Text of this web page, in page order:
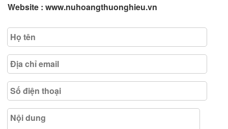
Website : www.nuhoangthuonghieu.vn